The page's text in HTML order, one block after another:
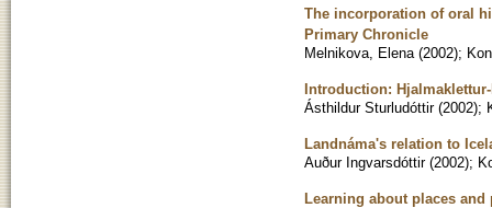
The incorporation of oral
Primary Chronicle
Melnikova, Elena (2002);
Introduction:
Ásthildur Sturludóttir (2002);
Landnáma's relation to
Auður Ingvarsdóttir (2002);
Learning about places